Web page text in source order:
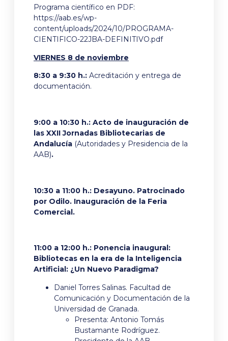
Programa científico en PDF:
https://aab.es/wp-
content/uploads/2024/10/PROGRAMA-
CIENTIFICO-22JBA-DEFINITIVO.pdf
VIERNES 8 de noviembre
8:30 a 9:30 h.: Acreditación y entrega de
documentación.
9:00 a 10:30 h.: Acto de inauguración de
las XXII Jornadas Bibliotecarias de
Andalucía (Autoridades y Presidencia de la
AAB).
10:30 a 11:00 h.: Desayuno. Patrocinado
por Odilo. Inauguración de la Feria
Comercial.
11:00 a 12:00 h.: Ponencia inaugural:
Bibliotecas en la era de la Inteligencia
Artificial: ¿Un Nuevo Paradigma?
Daniel Torres Salinas. Facultad de
Comunicación y Documentación de la
Universidad de Granada.
Presenta: Antonio Tomás
Bustamante Rodríguez.